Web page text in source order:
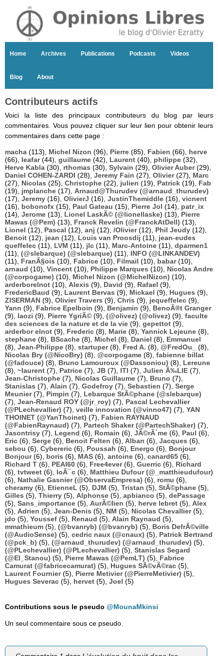
Home Archives Publications Podcasts Videos
Blog About
Contributeurs actifs
Voici la liste des principaux contributeurs du blog par leurs
commentaires. Vous pouvez cliquer sur leur lien pour obtenir leurs
commentaires dans cette page :
macha (113), Michel Nizon (96), Pierre (85), Fabien (66), herve
(66), leafar(44), guillaume (42), Laurent (40), philippe (32),
Herve Kabla (30), rthomas (30), Sylvain (29), Olivier Auber(29),
Daniel COHEN-ZARDI (28), Jeremy Fain (27), Olivier(27), Marc
(27), Nicolas (25), Christophe (22), julien (19), Patrick (19), Fab
(19), jmplanche (17), Arnaud@Thurudev (@arnaud_thurudev)
(17), Jeremy (16), OlivierJ (16), JustinThemiddle (16), vicnent
(16), bobonofx (15), Paul Gateau (15), Pierre Jol (14), patr_ix
(14), Jerome (13), Lionel LaskÃ© (@lionellaske) (13), Pierre
Mawas (@Pem) (13), Franck Revelin (@FranckAtDell) (13),
Lionel (12), Pascal (12), anj (12), /Olivier(12), Phil Jeudy (12),
Benoit (12), jean (12), Louis van Proosdij (11), jean-eudes
queffelec (11), LVM (11), jlc (11), Marc-Antoine (11), dparmen1
(11), (@slebarque) (@slebarque) (11), INFO (@LINKANDEV)
(11), FranÃ§ois (10), Fabrice (10), Filmail (10), babar(10),
arnaud (10), Vincent (10), Philippe Marques (10), Nicolas Andre
(@corpogame) (10), Michel Nizon (@MichelNizon) (10),
arderborelnot (10), Alexis (9), David (9), Rafael (9),
FredericBaud (9), Laurent Bervas (9), Mickael (9), Hugues (9),
ZISERMAN (9), Olivier Travers (9), Chris (9), jequeffelec (9),
Yann (9), Fabrice Epelboin (9), Benjamin (9), BenoÃ®t Granger
(9), laozi (9), Pierre YgriÃ© (9), (@olivez) (@olivez) (9), faculte
des sciences de la nature et de la vie (9), gepettot (9),
arderbor elnot (9), Frederic (8), Marie (8), Yannick Lejeune (8),
stephane (8), BScache (8), Michel (8), Daniel (8), Emmanuel
(8), Jean-Philippe (8), startuper(8), Fred A. (8), @FredOu_
(8),
Nicolas Bry (@NicoBry) (8), @corpogame (8), fabienne billat
(@fadouce) (8), Bruno Lamouroux (@Dassoniou) (8), Lereune
(8), ~laurent (7), Patrice (7), JB (7), ITI (7), Julien Ã‰LIE (7),
Jean-Christophe (7), Nicolas Guillaume (7), Bruno (7),
Stanislas (7), Alain (7), Godefroy (7), Sebastien (7), Serge
Meunier(7), Pimpin (7), Lebarque StÃ©phane (@slebarque)
(7), Jean-Renaud ROY (@jr_roy) (7), Pascal Lechevallier
(@PLechevallier) (7), veille innovation (@vinno47) (7), YAN
THOINET (@YanThoinet) (7), Fabien RAYNAUD
(@FabienRaynaud) (7), Partech Shaker (@PartechShaker) (7),
Jasontrisy (7), Legend (6), Romain (6), JÃ©rÃ´me (6), Paul (6),
Eric (6), Serge (6), Benoit Felten (6), Alban (6), Jacques (6),
sebou (6), Cybereric (6), Poussah (6), Energo (6), Bonjour
Bonjour(6), boris (6), MAS (6), antoine (6), canard65 (6),
Richard T (6), PEAI60 (6), Free4ever(6), Guerric (6), Richard
(6), tvtweet (6), loÃ¯c (6), Matthieu Dufour (@_matthieudufour)
(6), Nathalie Gasnier (@ObservaEmpresa) (6), romu (6),
cheramy (6), EtienneL (5), DJM (5), Tristan (5), StÃ©phane (5),
Gilles (5), Thierry (5), Alphonse (5), apbianco (5), dePassage
(5), Sans_importance (5), AurÃ©lien (5), herve lebret (5), Alex
(5), Adrien (5), Jean-Denis (5), NM (5), Nicolas Chevallier(5),
jdo (5), Youssef (5), Renaud (5), Alain Raynaud (5),
mmathieum (5), (@bvanryb) (@bvanryb) (5), Boris DefrÃ©ville
(@AudioSense) (5), cedric naux (@cnaux) (5), Patrick Bertrand
(@pck_b) (5), (@arnaud_thurudev) (@arnaud_thurudev) (5),
(@PLechevallier) (@PLechevallier) (5), Stanislas Segard
(@El_Stanou) (5), Pierre Mawas (@PemLT) (5), Fabrice
Camurat (@fabricecamurat) (5), Hugues SÃ©vÃ©rac (5),
Laurent Fournier(5), Pierre Metivier (@PierreMetivier) (5),
Hugues Severac (5), hervet (5), Joel (5)
Contributions sous le pseudo @MounaMkinsi
Un seul commentaire sous ce pseudo.